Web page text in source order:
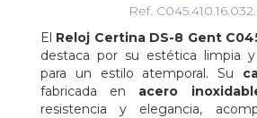
Ref.
El Reloj Certina DS-8 Gent
destaca por su estética limpia
para un estilo atemporal. Su
fabricada en acero
resistencia y elegancia,